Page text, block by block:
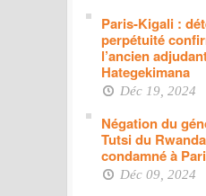
Paris-Kigali :
perpétuité
l’ancien
Hategekimana
Déc 19, 2024
Négation du
Tutsi du
condamné à
Déc 09, 2024